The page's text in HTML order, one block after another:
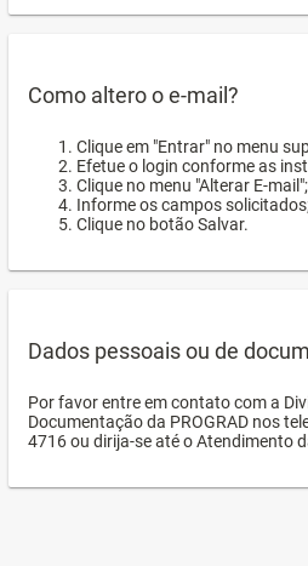
Como altero o e-mail?
Clique em "Entrar" no menu
Efetue o login conforme as
Clique no menu "Alterar E-mail";
Informe os campos
Clique no botão Salvar.
Dados pessoais ou de
Por favor entre em contato com a
Documentação da PROGRAD nos
4716 ou dirija-se até o Atendimento